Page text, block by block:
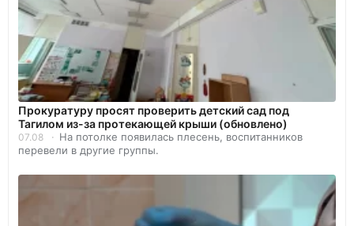
Прокуратуру просят проверить детский сад под
Тагилом из-за протекающей крыши (обновлено)
07.08
На потолке появилась плесень, воспитанников
перевели в другие группы.